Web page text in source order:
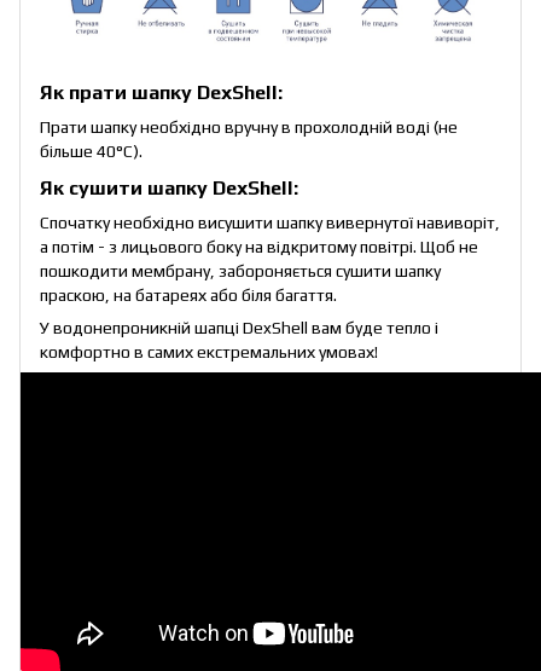
Як прати шапку DexShell:
Прати шапку необхідно вручну в прохолодній воді (не
більше 40°C).
Як сушити шапку DexShell:
Спочатку необхідно висушити шапку вивернутої навиворіт,
а потім - з лицьового боку на відкритому повітрі. Щоб не
пошкодити мембрану, забороняється сушити шапку
праскою, на батареях або біля багаття.
У водонепроникній шапці DexShell вам буде тепло і
комфортно в самих екстремальних умовах!